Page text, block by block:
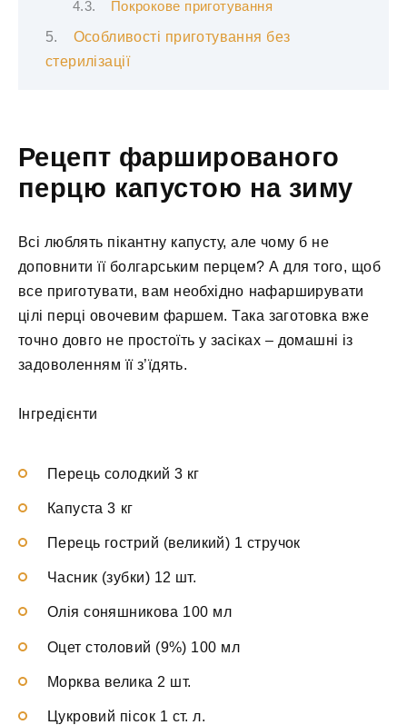
Покрокове приготування
Особливості приготування без
стерилізації
Рецепт фаршированого
перцю капустою на зиму
Всі люблять пікантну капусту, але чому б не
доповнити її болгарським перцем? А для того, щоб
все приготувати, вам необхідно нафарширувати
цілі перці овочевим фаршем. Така заготовка вже
точно довго не простоїть у засіках – домашні із
задоволенням її з’їдять.
Інгредієнти
Перець солодкий 3 кг
Капуста 3 кг
Перець гострий (великий) 1 стручок
Часник (зубки) 12 шт.
Олія соняшникова 100 мл
Оцет столовий (9%) 100 мл
Морква велика 2 шт.
Цукровий пісок 1 ст. л.